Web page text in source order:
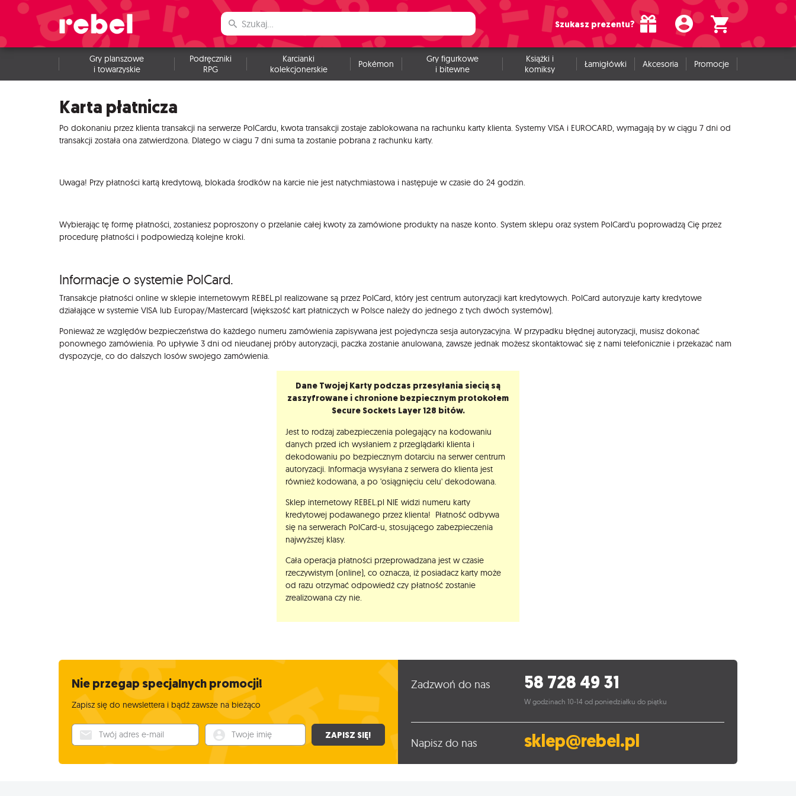
Szukasz prezentu?
Gry planszowe
i towarzyskie
Podręczniki
RPG
Karcianki
kolekcjonerskie
Pokémon
Gry figurkowe
i bitewne
Książki i
komiksy
Łamigłówki Akcesoria Promocje
Karta płatnicza
Po dokonaniu przez klienta transakcji na serwerze PolCardu, kwota transakcji zostaje zablokowana na rachunku karty klienta. Systemy VISA i EUROCARD, wymagają by w ciągu 7 dni od
transakcji została ona zatwierdzona. Dlatego w ciagu 7 dni suma ta zostanie pobrana z rachunku karty.
Uwaga! Przy płatności kartą kredytową, blokada środków na karcie nie jest natychmiastowa i następuje w czasie do 24 godzin.
Wybierając tę formę płatności, zostaniesz poproszony o przelanie całej kwoty za zamówione produkty na nasze konto. System sklepu oraz system PolCard'u poprowadzą Cię przez
procedurę płatności i podpowiedzą kolejne kroki.
Informacje o systemie PolCard.
Transakcje płatności online w sklepie internetowym REBEL.pl realizowane są przez PolCard, który jest centrum autoryzacji kart kredytowych. PolCard autoryzuje karty kredytowe
działające w systemie VISA lub Europay/Mastercard (większość kart płatniczych w Polsce należy do jednego z tych dwóch systemów).
Ponieważ ze względów bezpieczeństwa do każdego numeru zamówienia zapisywana jest pojedyncza sesja autoryzacyjna. W przypadku błędnej autoryzacji, musisz dokonać
ponownego zamówienia. Po upływie 3 dni od nieudanej próby autoryzacji, paczka zostanie anulowana, zawsze jednak możesz skontaktować się z nami telefonicznie i przekazać nam
dyspozycje, co do dalszych losów swojego zamówienia.
Dane Twojej Karty podczas przesyłania siecią są
zaszyfrowane i chronione bezpiecznym protokołem
Secure Sockets Layer 128 bitów.
Jest to rodzaj zabezpieczenia polegający na kodowaniu
danych przed ich wysłaniem z przeglądarki klienta i
dekodowaniu po bezpiecznym dotarciu na serwer centrum
autoryzacji. Informacja wysyłana z serwera do klienta jest
również kodowana, a po 'osiągnięciu celu' dekodowana.
Sklep internetowy REBEL.pl NIE widzi numeru karty
kredytowej podawanego przez klienta! Płatność odbywa
się na serwerach PolCard-u, stosującego zabezpieczenia
najwyższej klasy.
Cała operacja płatności przeprowadzana jest w czasie
rzeczywistym (online), co oznacza, iż posiadacz karty może
od razu otrzymać odpowiedź czy płatność zostanie
zrealizowana czy nie.
Nie przegap specjalnych promocji!
Zapisz się do newslettera i bądź zawsze na bieżąco
Twój adres e-mail Twoje imię ZAPISZ SIĘ!
Zadzwoń do nas 58 728 49 31
W godzinach 10-14 od poniedziałku do piątku
Napisz do nas sklep@rebel.pl